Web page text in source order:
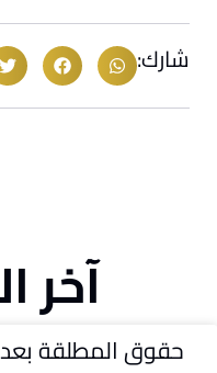
شارك:
آخر
حقوق المطلقة